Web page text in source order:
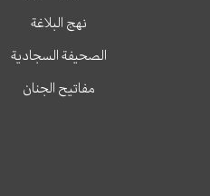
نهج البلاغة
الصحيفة السجادية
مفاتيح الجنان